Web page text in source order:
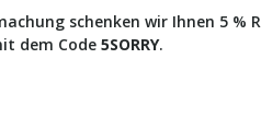
schenken wir Ihnen 5 %
dem Code 5SORRY.